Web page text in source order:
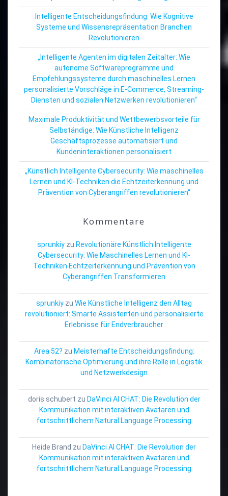
Intelligente Entscheidungsfindung: Wie Kognitive
Systeme und Wissensrepräsentation Branchen
Revolutionieren
„Intelligente Agenten im digitalen Zeitalter: Wie
autonome Softwareprogramme und
Empfehlungssysteme durch maschinelles Lernen
personalisierte Vorschläge in E-Commerce, Streaming-
Diensten und sozialen Netzwerken revolutionieren“
Maximale Produktivität und Wettbewerbsvorteile für
Selbständige: Wie Künstliche Intelligenz
Geschäftsprozesse automatisiert und
Kundeninteraktionen personalisiert
„Künstlich Intelligente Cybersecurity: Wie maschinelles
Lernen und KI-Techniken die Echtzeiterkennung und
Prävention von Cyberangriffen revolutionieren“
Kommentare
sprunkiyzu Revolutionäre Künstlich Intelligente
Cybersecurity: Wie Maschinelles Lernen und KI-
Techniken Echtzeiterkennung und Prävention von
Cyberangriffen Transformieren
sprunkiy zu Wie Künstliche Intelligenz den Alltag
revolutioniert: Smarte Assistenten und personalisierte
Erlebnisse für Endverbraucher
Area 52? zu Meisterhafte Entscheidungsfindung:
Kombinatorische Optimierung und ihre Rolle in Logistik
und Netzwerkdesign
doris schubert zu DaVinci AI CHAT: Die Revolution der
Kommunikation mit interaktiven Avataren und
fortschrittlichem Natural Language Processing
Heide Brand zu DaVinci AI CHAT: Die Revolution der
Kommunikation mit interaktiven Avataren und
fortschrittlichem Natural Language Processing